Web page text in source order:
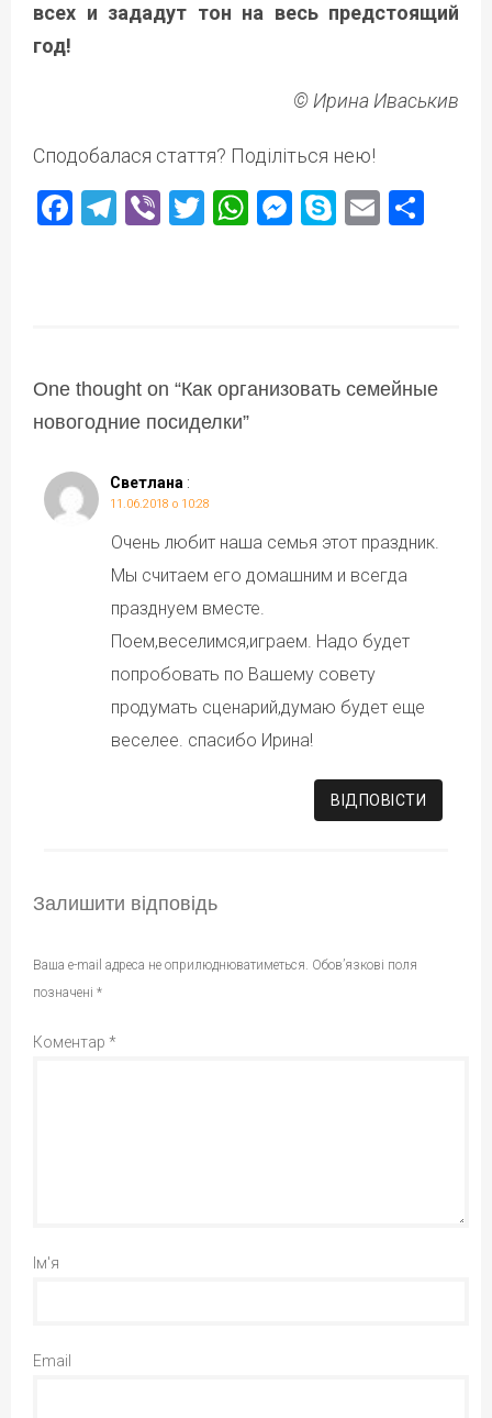
всех и зададут тон на весь предстоящий
год!
© Ирина Иваськив
Сподобалася стаття? Поділіться нею!
Facebook
Telegram
ViberTwitter
WhatsApp
Messenger
Skype
Email
One thought on “Как организовать семейные
новогодние посиделки”
Светлана :
11.06.2018 о 10:28
Очень любит наша семья этот праздник.
Мы считаем его домашним и всегда
празднуем вместе.
Поем,веселимся,играем. Надо будет
попробовать по Вашему совету
продумать сценарий,думаю будет еще
веселее. спасибо Ирина!
ВІДПОВІCТИ
Залишити відповідь
Ваша e-mail адреса не оприлюднюватиметься. Обов’язкові поля
позначені *
Коментар *
Ім'я
Email